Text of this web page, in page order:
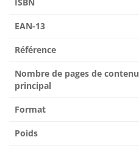
EAN-13
Référence
Nombre de pages de contenu
principal
Format
Poids